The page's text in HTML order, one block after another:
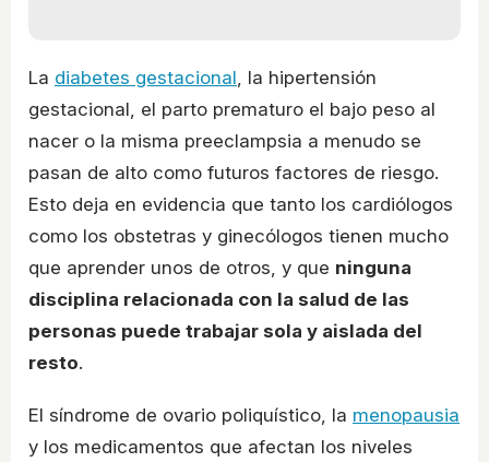
La diabetes gestacional , la hipertensión
gestacional, el parto prematuro el bajo peso al
nacer o la misma preeclampsia a menudo se
pasan de alto como futuros factores de riesgo.
Esto deja en evidencia que tanto los cardiólogos
como los obstetras y ginecólogos tienen mucho
que aprender unos de otros, y que ninguna
disciplina relacionada con la salud de las
personas puede trabajar sola y aislada del
resto.
El síndrome de ovario poliquístico, la menopausia
y los medicamentos que afectan los niveles